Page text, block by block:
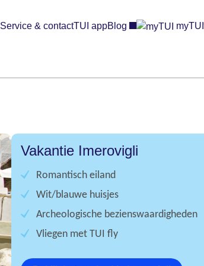
Service & contactTUI appBlog myTUI
Vakantie Imerovigli
Romantisch eiland
Wit/blauwe huisjes
Archeologische bezienswaardigheden
Vliegen met TUI fly